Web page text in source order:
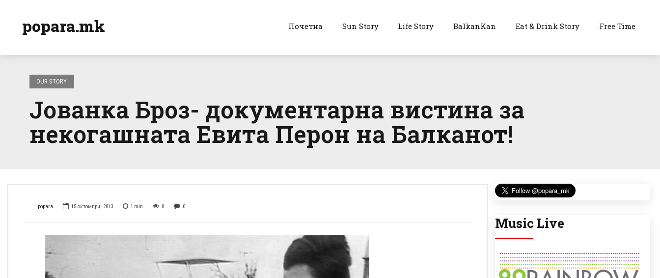
popara.mk Почетна Sun Story Life Story BalkanKan Eat & Drink Story Free Time
OUR STORY
Јованка Броз- документарна вистина за
некогашната Евита Перон на Балканот!
popara 15 октомври, 2013 1 min 0 0
Music Live